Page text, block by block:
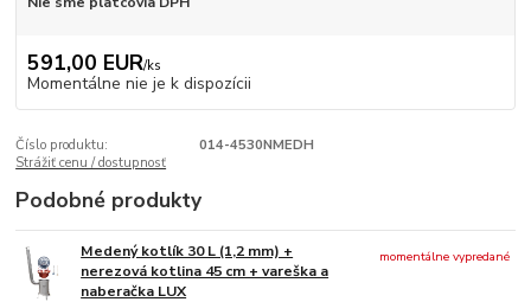
591,00 EUR/ks
Momentálne nie je k dispozícii
Číslo produktu:
014-4530NMEDH
Strážiť cenu / dostupnosť
Podobné produkty
Medený kotlík 30 L (1,2 mm) +
nerezová kotlina 45 cm + vareška a
naberačka LUX
momentálne vypredané